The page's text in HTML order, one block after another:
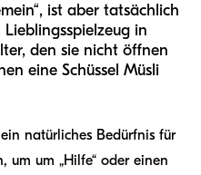
ist aber tatsächlich
in
den sie nicht öffnen
eine Schüssel Müsli
natürliches Bedürfnis für
um um „Hilfe“ oder einen